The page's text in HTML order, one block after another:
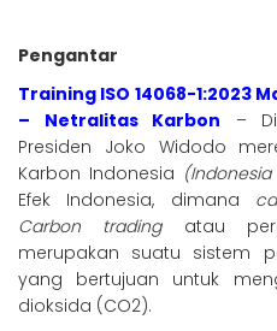
Pengantar
Training ISO 14068-1:2023
– Netralitas Karbon –
Presiden Joko Widodo
Karbon Indonesia
Efek Indonesia, dimana
Carbon tradingatau
merupakan suatu sistem
yang bertujuan untuk
dioksida (CO2).